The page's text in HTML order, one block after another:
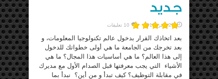
جديد
29 يناير، 2013 10 تعليقات
بعد اتخاذك القرار بدخول عالم تكنولوجيا المعلومات، و
بعد تخرجك من الجامعة ما هي أولى خطواتك للدخول
إلى هذا العالم؟ ما هي أساسيات هذا المجال؟ ما هي
الأشياء التي يجب معرفتها قبل الصدام الأول مع مديرك
في مقابلة التوظيف؟ كيف تبدأ و من أين؟ نبدأ بما